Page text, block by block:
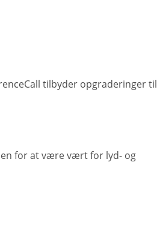
tilbyder opgraderinger til
for at være vært for lyd- og